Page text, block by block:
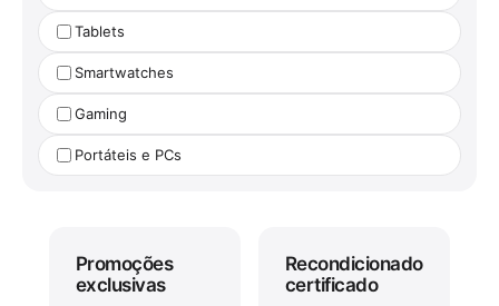
Tablets
Smartwatches
Gaming
Portáteis e PCs
Promoções
exclusivas
Recondicionado
certificado